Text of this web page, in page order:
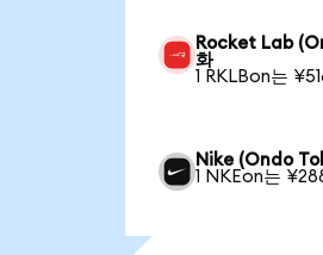
Rocket Lab
화
1 RKLBon는
Nike (Ondo
1 NKEon는